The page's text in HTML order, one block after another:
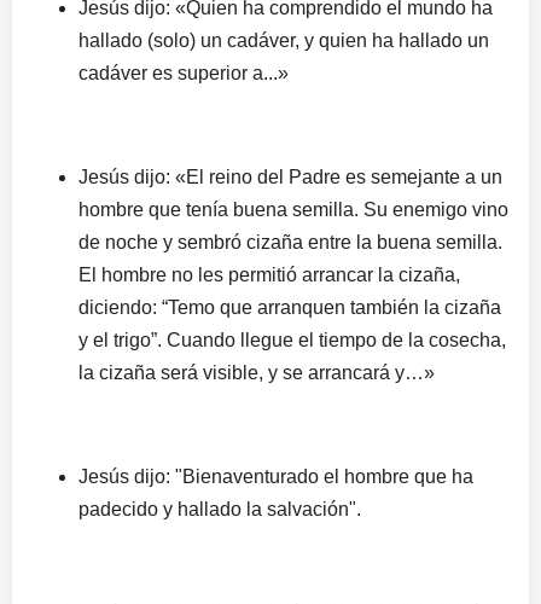
Jesús dijo: «Quien ha comprendido el mundo ha
hallado (solo) un cadáver, y quien ha hallado un
cadáver es superior a...»
Jesús dijo: «El reino del Padre es semejante a un
hombre que tenía buena semilla. Su enemigo vino
de noche y sembró cizaña entre la buena semilla.
El hombre no les permitió arrancar la cizaña,
diciendo: “Temo que arranquen también la cizaña
y el trigo”. Cuando llegue el tiempo de la cosecha,
la cizaña será visible, y se arrancará y…»
Jesús dijo: "Bienaventurado el hombre que ha
padecido y hallado la salvación".